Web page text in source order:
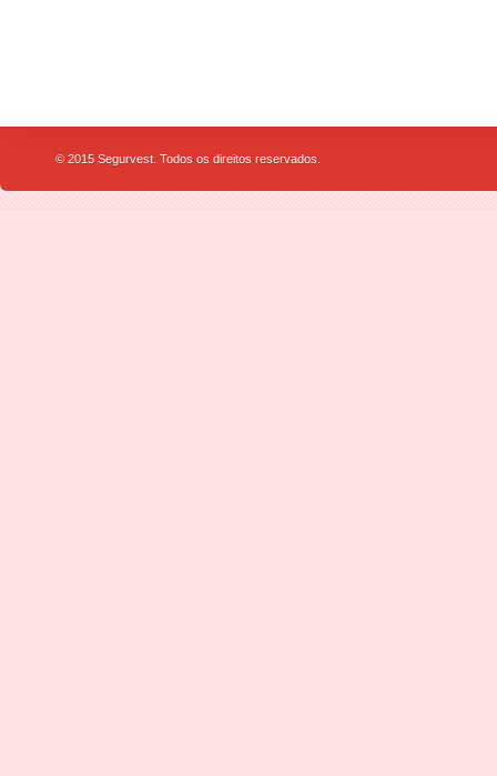
© 2015 Segurvest. Todos os direitos reservados.